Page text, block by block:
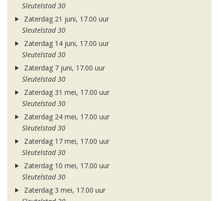
Sleutelstad 30
Zaterdag 21 juni, 17.00 uur
Sleutelstad 30
Zaterdag 14 juni, 17.00 uur
Sleutelstad 30
Zaterdag 7 juni, 17.00 uur
Sleutelstad 30
Zaterdag 31 mei, 17.00 uur
Sleutelstad 30
Zaterdag 24 mei, 17.00 uur
Sleutelstad 30
Zaterdag 17 mei, 17.00 uur
Sleutelstad 30
Zaterdag 10 mei, 17.00 uur
Sleutelstad 30
Zaterdag 3 mei, 17.00 uur